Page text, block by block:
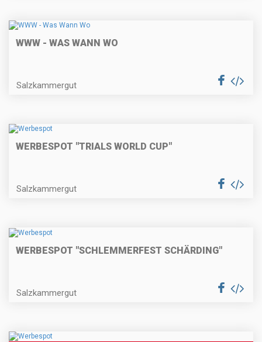
WWW - WAS WANN WO
Salzkammergut
WERBESPOT "TRIALS WORLD CUP"
Salzkammergut
WERBESPOT "SCHLEMMERFEST SCHÄRDING"
Salzkammergut